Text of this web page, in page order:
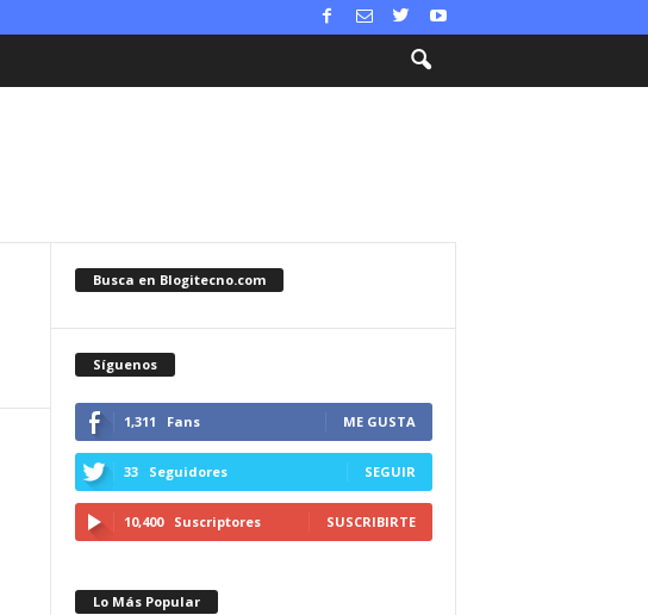
Busca en Blogitecno.com
Síguenos
1,311 Fans ME GUSTA
33 Seguidores SEGUIR
10,400 Suscriptores SUSCRIBIRTE
Lo Más Popular